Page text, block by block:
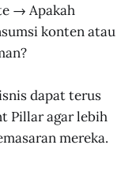
→ Apakah
konten atau
dapat terus
Pillar agar lebih
mereka.